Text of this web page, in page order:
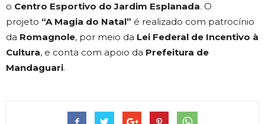
o Centro Esportivo do Jardim Esplanada. O
projeto “A Magia do Natal” é realizado com patrocínio
da Romagnole, por meio da Lei Federal de Incentivo à
Cultura, e conta com apoio da Prefeitura de
Mandaguari.